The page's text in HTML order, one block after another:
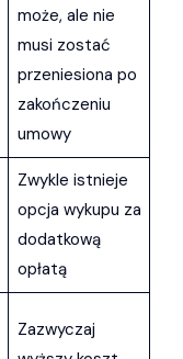
może, ale nie
musi zostać
przeniesiona po
zakończeniu
umowy
Zwykle istnieje
opcja wykupu za
dodatkową
opłatą
Zazwyczaj